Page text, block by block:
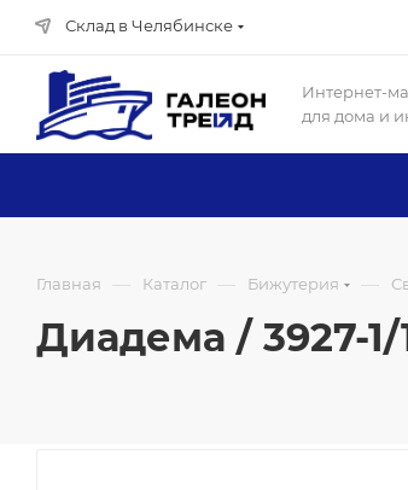
Склад в Челябинске
Интернет-
для дома и
Главная — Каталог — Бижутерия —
Диадема / 3927-